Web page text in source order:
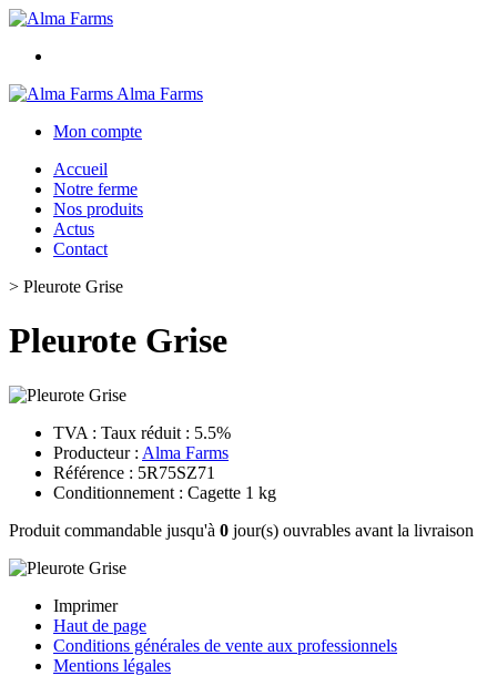
Alma Farms
Mon compte
Accueil
Notre ferme
Nos produits
Actus
Contact
> Pleurote Grise
Pleurote Grise
TVA : Taux réduit : 5.5%
Producteur : Alma Farms
Référence : 5R75SZ71
Conditionnement : Cagette 1 kg
Produit commandable jusqu'à 0 jour(s) ouvrables avant la livraison
Imprimer
Haut de page
Conditions générales de vente aux professionnels
Mentions légales